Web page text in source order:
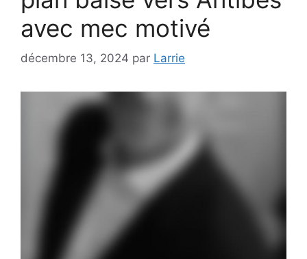
avec mec motivé
décembre 13, 2024 par Larrie